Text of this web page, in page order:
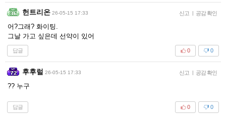
헌트리온 26-05-15 17:33 신고 | 공감 확인
어?그래? 화이팅.
그날 가고 싶은데 선약이 있어
답글 0
0
후후럴 26-05-15 17:33 신고 | 공감 확인
?? 누구
답글 0
0